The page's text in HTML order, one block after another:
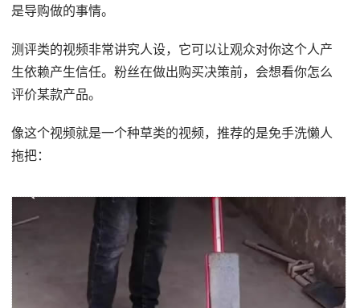
是导购做的事情。
测评类的视频非常讲究人设，它可以让观众对你这个人产
生依赖产生信任。粉丝在做出购买决策前，会想看你怎么
评价某款产品。
像这个视频就是一个种草类的视频，推荐的是免手洗懒人
拖把：